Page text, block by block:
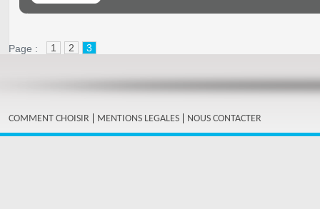
Page : 1 2 3
COMMENT CHOISIR | MENTIONS LEGALES | NOUS CONTACTER